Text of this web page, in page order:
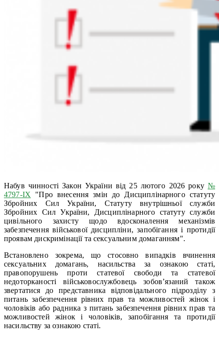
Набув чинності Закон України від 25 лютого 2026 року №
4797-IX "Про внесення змін до Дисциплінарного статуту
Збройних Сил України, Статуту внутрішньої служби
Збройних Сил України, Дисциплінарного статуту служби
цивільного захисту щодо вдосконалення механізмів
забезпечення військової дисципліни, запобігання і протидії
проявам дискримінації та сексуальним домаганням".
Встановлено зокрема, що стосовно випадків вчинення
сексуальних домагань, насильства за ознакою статі,
правопорушень проти статевої свободи та статевої
недоторканості військовослужбовець зобов’язаний також
звертатися до представника відповідального підрозділу з
питань забезпечення рівних прав та можливостей жінок і
чоловіків або радника з питань забезпечення рівних прав та
можливостей жінок і чоловіків, запобігання та протидії
насильству за ознакою статі.